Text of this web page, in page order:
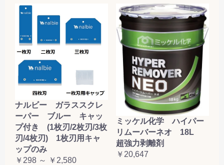
ナルビー ガラススクレ
ーパー ブルー キャッ
プ付き (1枚刃/2枚刃/3枚
刃/4枚刃) 1枚刃用キャ
ップのみ
￥298 ～ ￥2,580
ミッケル化学 ハイパー
リムーバーネオ 18L
超強力剥離剤
￥20,647